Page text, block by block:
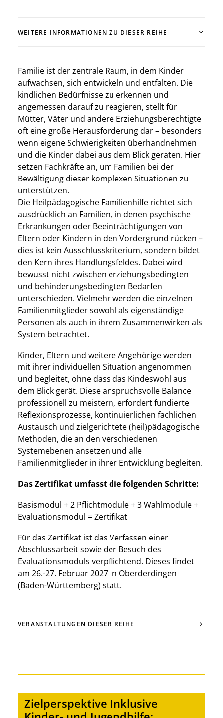
WEITERE INFORMATIONEN ZU DIESER REIHE
Familie ist der zentrale Raum, in dem Kinder
aufwachsen, sich entwickeln und entfalten. Die
kindlichen Bedürfnisse zu erkennen und
angemessen darauf zu reagieren, stellt für
Mütter, Väter und andere Erziehungsberechtigte
oft eine große Herausforderung dar – besonders
wenn eigene Schwierigkeiten überhandnehmen
und die Kinder dabei aus dem Blick geraten. Hier
setzen Fachkräfte an, um Familien bei der
Bewältigung dieser komplexen Situationen zu
unterstützen.
Die Heilpädagogische Familienhilfe richtet sich
ausdrücklich an Familien, in denen psychische
Erkrankungen oder Beeinträchtigungen von
Eltern oder Kindern in den Vordergrund rücken –
dies ist kein Ausschlusskriterium, sondern bildet
den Kern ihres Handlungsfeldes. Dabei wird
bewusst nicht zwischen erziehungsbedingten
und behinderungsbedingten Bedarfen
unterschieden. Vielmehr werden die einzelnen
Familienmitglieder sowohl als eigenständige
Personen als auch in ihrem Zusammenwirken als
System betrachtet.
Kinder, Eltern und weitere Angehörige werden
mit ihrer individuellen Situation angenommen
und begleitet, ohne dass das Kindeswohl aus
dem Blick gerät. Diese anspruchsvolle Balance
professionell zu meistern, erfordert fundierte
Reflexionsprozesse, kontinuierlichen fachlichen
Austausch und zielgerichtete (heil)pädagogische
Methoden, die an den verschiedenen
Systemebenen ansetzen und alle
Familienmitglieder in ihrer Entwicklung begleiten.
Das Zertifikat umfasst die folgenden Schritte:
Basismodul + 2 Pflichtmodule + 3 Wahlmodule +
Evaluationsmodul = Zertifikat
Für das Zertifikat ist das Verfassen einer
Abschlussarbeit sowie der Besuch des
Evaluationsmoduls verpflichtend. Dieses findet
am 26.-27. Februar 2027 in Oberderdingen
(Baden-Württemberg) statt.
VERANSTALTUNGEN DIESER REIHE
Zielperspektive Inklusive